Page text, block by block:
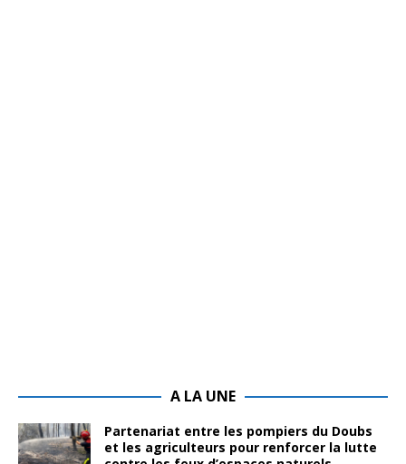
A LA UNE
Partenariat entre les pompiers du Doubs
et les agriculteurs pour renforcer la lutte